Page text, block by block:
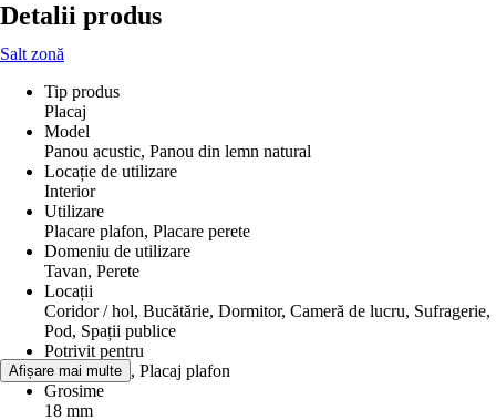
Detalii produs
Salt zonă
Tip produs
Placaj
Model
Panou acustic, Panou din lemn natural
Locație de utilizare
Interior
Utilizare
Placare plafon, Placare perete
Domeniu de utilizare
Tavan, Perete
Locații
Coridor / hol, Bucătărie, Dormitor, Cameră de lucru, Sufragerie,
Pod, Spații publice
Potrivit pentru
Placaj mural, Placaj plafon
Grosime
18 mm
Afișare mai multe